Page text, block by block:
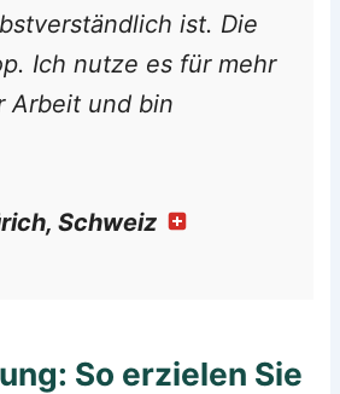
ist. Die
Ich nutze es für mehr
Arbeit und bin
Schweiz
So erzielen Sie